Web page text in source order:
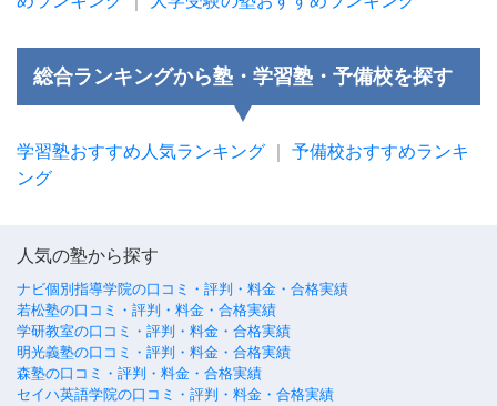
総合ランキングから塾・学習塾・予備校を探す
学習塾おすすめ人気ランキング
予備校おすすめランキ
ング
人気の塾から探す
ナビ個別指導学院の口コミ・評判・料金・合格実績
若松塾の口コミ・評判・料金・合格実績
学研教室の口コミ・評判・料金・合格実績
明光義塾の口コミ・評判・料金・合格実績
森塾の口コミ・評判・料金・合格実績
セイハ英語学院の口コミ・評判・料金・合格実績